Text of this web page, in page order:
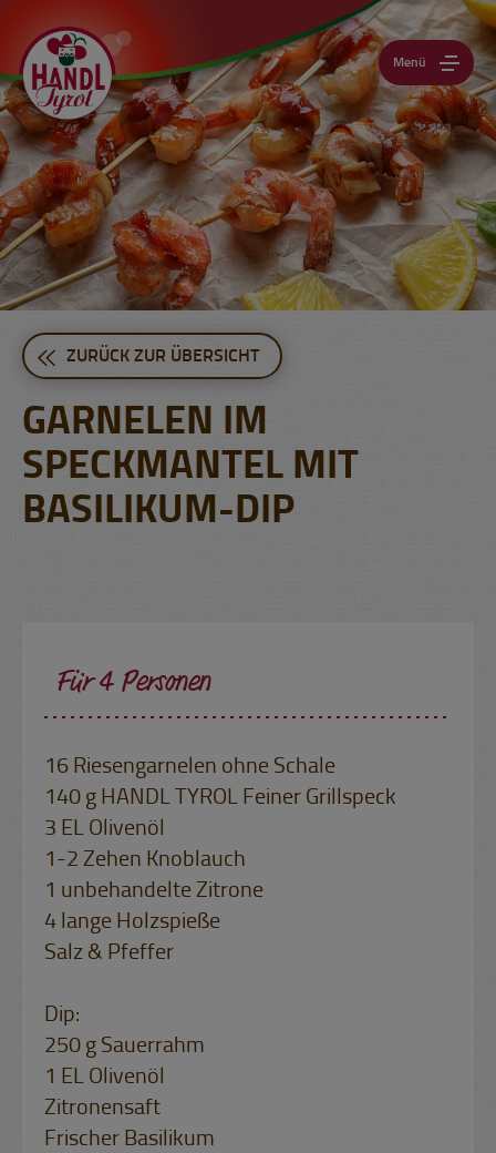
Menü
ZURÜCK ZUR ÜBERSICHT
GARNELEN IM
SPECKMANTEL MIT
BASILIKUM-DIP
Für 4 Personen
16 Riesengarnelen ohne Schale
140 g HANDL TYROL Feiner Grillspeck
3 EL Olivenöl
1-2 Zehen Knoblauch
1 unbehandelte Zitrone
4 lange Holzspieße
Salz & Pfeffer
Dip:
250 g Sauerrahm
1 EL Olivenöl
Zitronensaft
Frischer Basilikum